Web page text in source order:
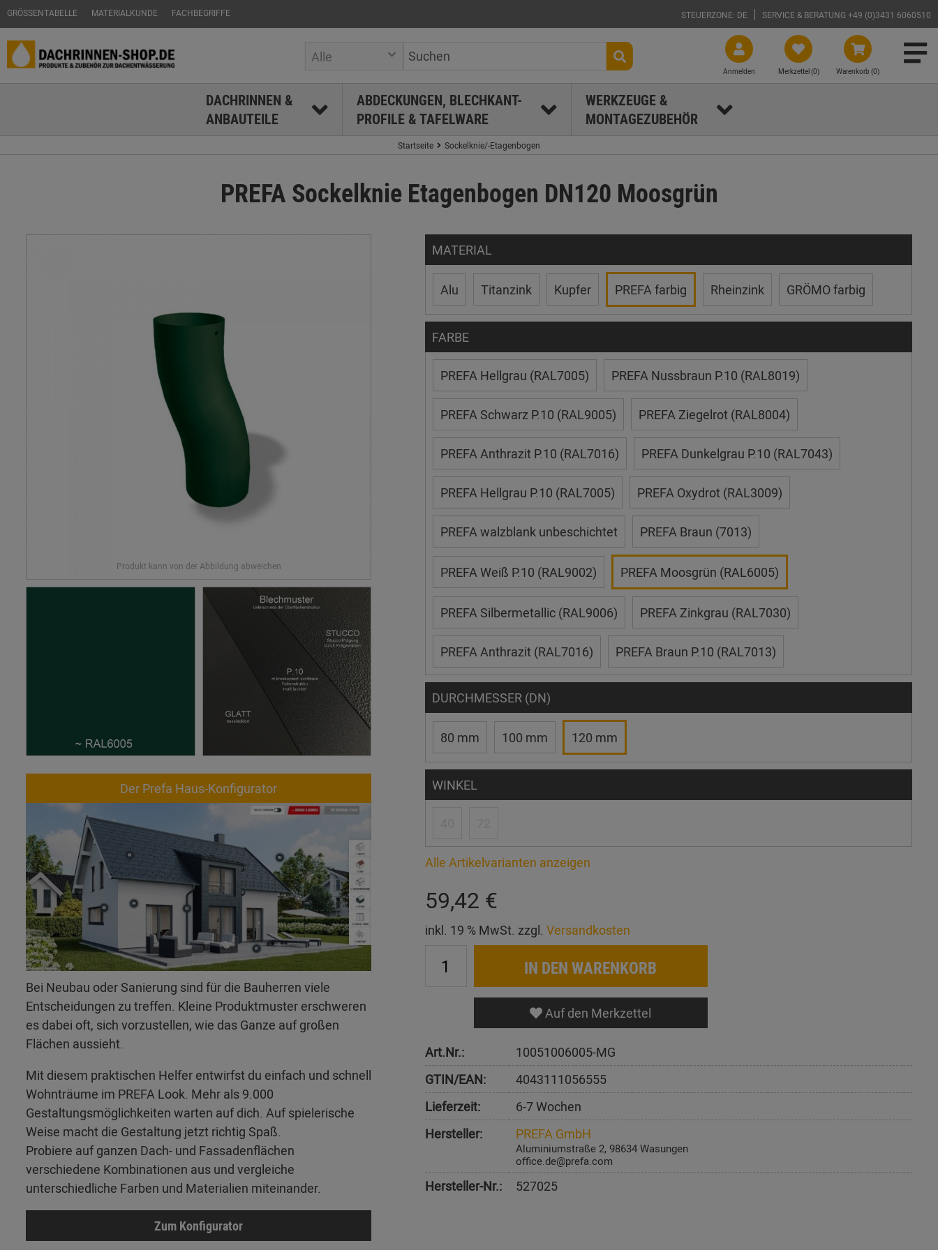
GRÖSSENTABELLE MATERIALKUNDE FACHBEGRIFFE STEUERZONE: DE SERVICE & BERATUNG +49 (0)3431 6060510
Warenkorb (0)
Merkzettel (0)
Anmelden
Alle
DACHRINNEN &
ANBAUTEILE
ABDECKUNGEN, BLECHKANT-
PROFILE & TAFELWARE
WERKZEUGE &
MONTAGEZUBEHÖR
Startseite Sockelknie/-Etagenbogen
PREFA Sockelknie Etagenbogen DN120 Moosgrün
Der Prefa Haus-Konfigurator
Bei Neubau oder Sanierung sind für die Bauherren viele
Entscheidungen zu treffen. Kleine Produktmuster erschweren
es dabei oft, sich vorzustellen, wie das Ganze auf großen
Flächen aussieht.
Mit diesem praktischen Helfer entwirfst du einfach und schnell
Wohnträume im PREFA Look. Mehr als 9.000
Gestaltungsmöglichkeiten warten auf dich. Auf spielerische
Weise macht die Gestaltung jetzt richtig Spaß.
Probiere auf ganzen Dach- und Fassadenflächen
verschiedene Kombinationen aus und vergleiche
unterschiedliche Farben und Materialien miteinander.
Zum Konfigurator
MATERIAL
Alu Titanzink Kupfer PREFA farbig Rheinzink GRÖMO farbig
FARBE
PREFA Hellgrau (RAL7005) PREFA Nussbraun P.10 (RAL8019)
PREFA Schwarz P.10 (RAL9005) PREFA Ziegelrot (RAL8004)
PREFA Anthrazit P.10 (RAL7016) PREFA Dunkelgrau P.10 (RAL7043)
PREFA Hellgrau P.10 (RAL7005) PREFA Oxydrot (RAL3009)
PREFA walzblank unbeschichtet PREFA Braun (7013)
PREFA Weiß P.10 (RAL9002) PREFA Moosgrün (RAL6005)
PREFA Silbermetallic (RAL9006) PREFA Zinkgrau (RAL7030)
PREFA Anthrazit (RAL7016) PREFA Braun P.10 (RAL7013)
DURCHMESSER (DN)
80 mm 100 mm 120 mm
WINKEL
Alle Artikelvarianten anzeigen
59,42 €
inkl. 19 % MwSt. zzgl. Versandkosten
IN DEN WARENKORB
Auf den Merkzettel
Art.Nr.:
10051006005-MG
GTIN/EAN:
4043111056555
Lieferzeit:
6-7 Wochen
Hersteller:
PREFA GmbH
Aluminiumstraße 2, 98634 Wasungen
office.de@prefa.com
Hersteller-Nr.: 527025